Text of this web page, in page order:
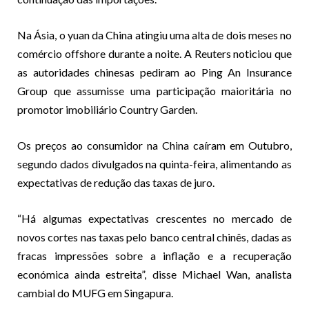
Na Ásia, o yuan da China atingiu uma alta de dois meses no
comércio offshore durante a noite. A Reuters noticiou que
as autoridades chinesas pediram ao Ping An Insurance
Group que assumisse uma participação maioritária no
promotor imobiliário Country Garden.
Os preços ao consumidor na China caíram em Outubro,
segundo dados divulgados na quinta-feira, alimentando as
expectativas de redução das taxas de juro.
“Há algumas expectativas crescentes no mercado de
novos cortes nas taxas pelo banco central chinês, dadas as
fracas impressões sobre a inflação e a recuperação
económica ainda estreita”, disse Michael Wan, analista
cambial do MUFG em Singapura.